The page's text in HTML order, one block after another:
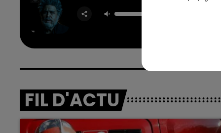
FIL D'ACTU
La Team du Week-end